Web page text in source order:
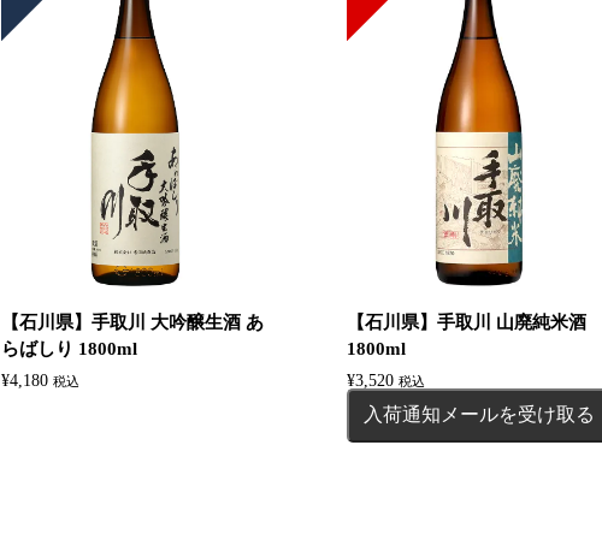
【石川県】手取川 大吟醸生酒 あ
らばしり 1800ml
¥4,180 税込
【石川県】手取川 山廃純米酒
1800ml
¥3,520 税込
入荷通知メールを受け取る